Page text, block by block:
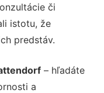
či
istotu, že
predstáv.
– hľadáte
a